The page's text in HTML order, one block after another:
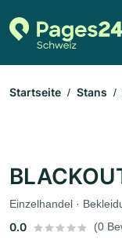
Startseite Stans
Einzelhandel ·
0.0 (0